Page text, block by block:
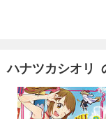
ハナツカシオリ